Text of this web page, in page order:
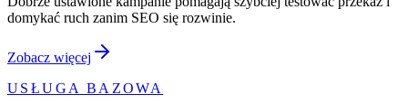
domykać ruch zanim SEO się rozwinie.
Zobacz więcej
USŁUGA BAZOWA